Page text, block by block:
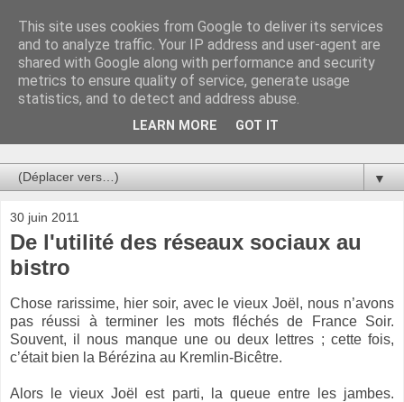
Au bistro !
La connerie étant le seul chemin susceptible de nous faire
entrevoir une parcelle de vérité, utilisons la par des moyens
de communication efficaces. Le temps qu'on remplisse nos
▼
30 juin 2011
De l'utilité des réseaux sociaux au
bistro
Chose rarissime, hier soir, avec le vieux Joël, nous n’avons
pas réussi à terminer les mots fléchés de France Soir.
Souvent, il nous manque une ou deux lettres ; cette fois,
c’était bien la Bérézina au Kremlin-Bicêtre.
Alors le vieux Joël est parti, la queue entre les jambes.
This site uses cookies from Google to deliver its services
and to analyze traffic. Your IP address and user-agent are
shared with Google along with performance and security
metrics to ensure quality of service, generate usage
statistics, and to detect and address abuse.
LEARN MORE GOT IT